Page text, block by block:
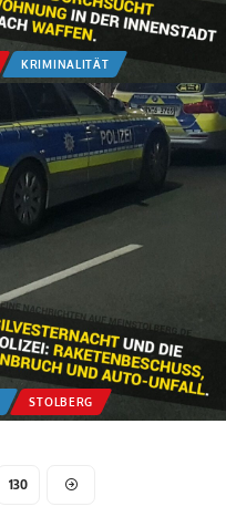
KRIMINALITÄT
STOLBERG
130